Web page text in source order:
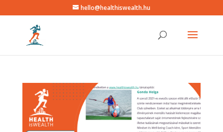
hello@healthiswealth.hu